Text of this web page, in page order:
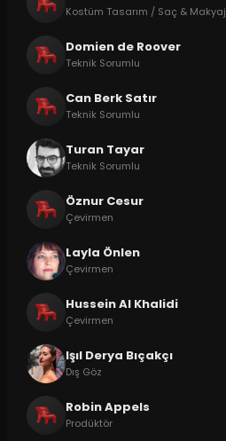
Kostüm Tasarım / Saç & Makyaj
Domien de Roover
Teknik Sorumlu
Can Berk Satır
Teknik Sorumlu
Turan Tayar
Teknik Sorumlu
Öznur Cesur
Çevirmen
Layla Önlen
Çevirmen
Hussein Al Khalidi
Çevirmen
Işıl Derya Bıçakçı
Dış Göz
Robin Appels
Prodüktör